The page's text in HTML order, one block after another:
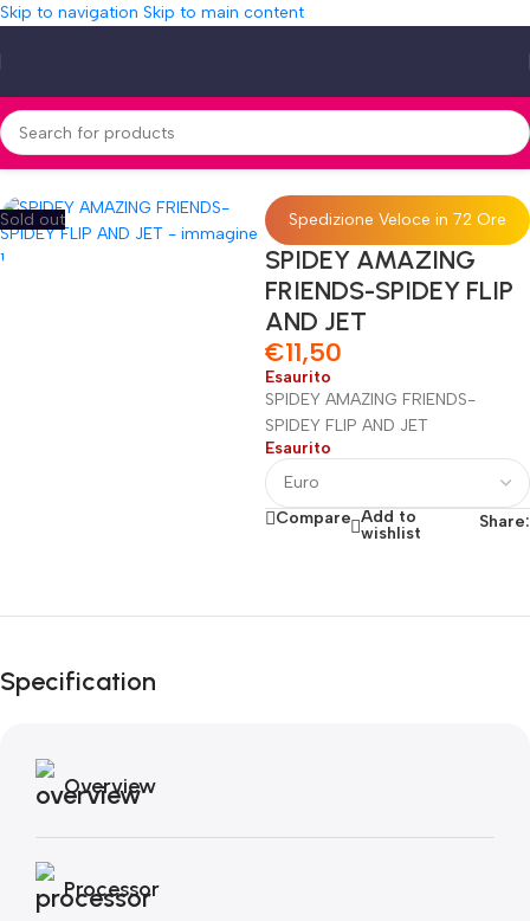
Skip to navigation Skip to main content
Home»Shop»SPIDEY AMAZING FRIENDS-SPIDEY FLIP AND JET
Sold out Spedizione Veloce in 72 Ore
SPIDEY AMAZING
FRIENDS-SPIDEY FLIP
AND JET
€11,50
Esaurito
SPIDEY AMAZING FRIENDS-
SPIDEY FLIP AND JET
Esaurito
Compare Add to
wishlist
Share:
Black Friday di
Specification
Overview
Processor